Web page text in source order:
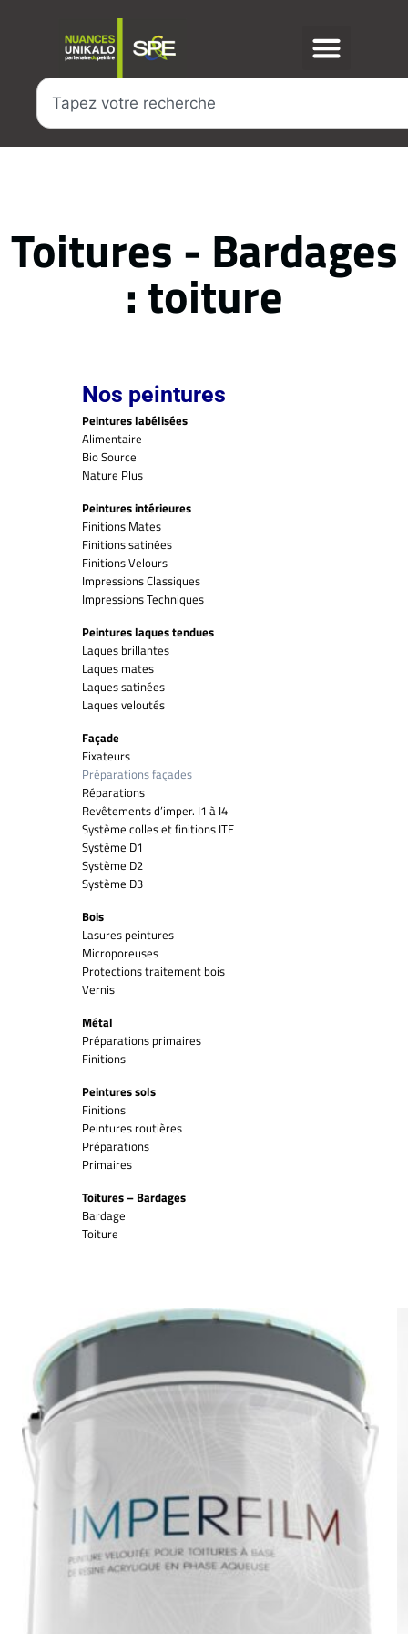
Toitures - Bardages
: toiture
Nos peintures
Peintures labélisées
Alimentaire
Bio Source
Nature Plus
Peintures intérieures
Finitions Mates
Finitions satinées
Finitions Velours
Impressions Classiques
Impressions Techniques
Peintures laques tendues
Laques brillantes
Laques mates
Laques satinées
Laques veloutés
Façade
Fixateurs
Préparations façades
Réparations
Revêtements d’imper. I1 à I4
Système colles et finitions ITE
Système D1
Système D2
Système D3
Bois
Lasures peintures
Microporeuses
Protections traitement bois
Vernis
Métal
Préparations primaires
Finitions
Peintures sols
Finitions
Peintures routières
Préparations
Primaires
Toitures – Bardages
Bardage
Toiture